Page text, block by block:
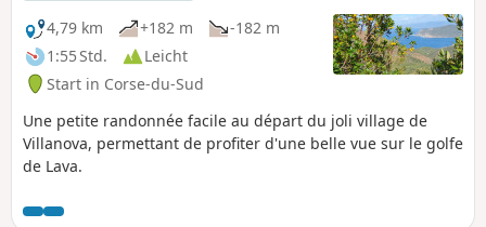
4,79 km
+182 m
-182 m
1:55 Std.
Leicht
Start in Corse-du-Sud
Une petite randonnée facile au départ du joli village de
Villanova, permettant de profiter d'une belle vue sur le golfe
de Lava.